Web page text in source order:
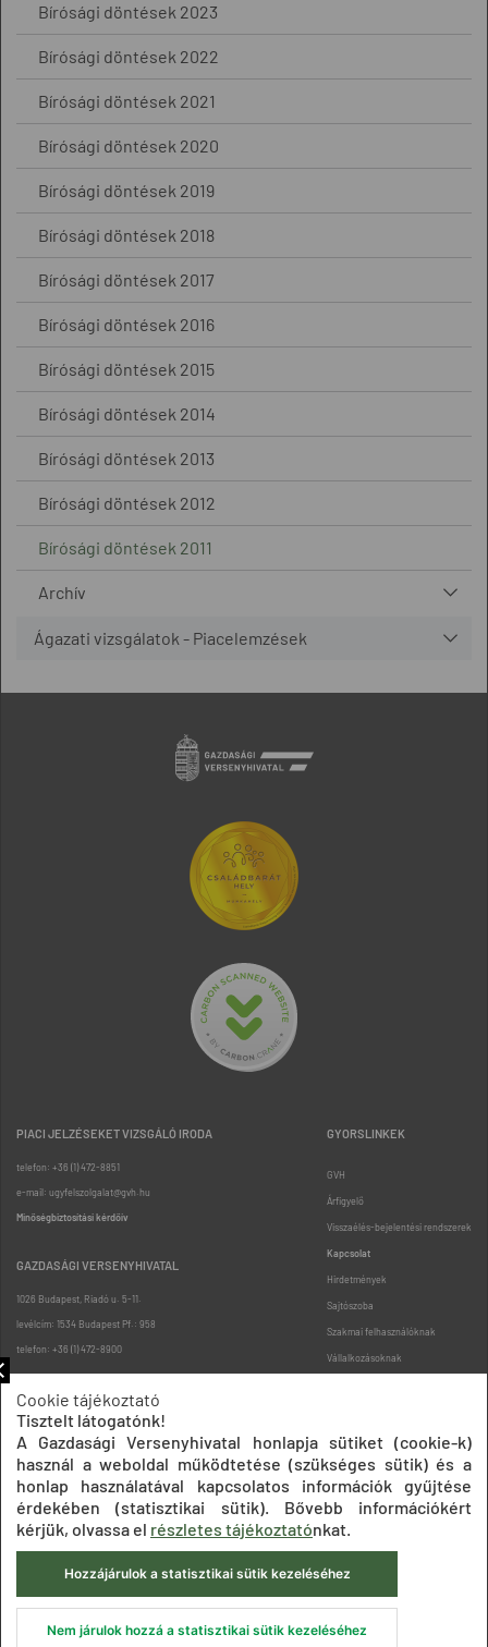
Bírósági döntések 2023
Bírósági döntések 2022
Bírósági döntések 2021
Bírósági döntések 2020
Bírósági döntések 2019
Bírósági döntések 2018
Bírósági döntések 2017
Bírósági döntések 2016
Bírósági döntések 2015
Bírósági döntések 2014
Bírósági döntések 2013
Bírósági döntések 2012
Bírósági döntések 2011
Archív
Ágazati vizsgálatok - Piacelemzések
PIACI JELZÉSEKET VIZSGÁLÓ IRODA
telefon: +36 (1) 472-8851
e-mail: ugyfelszolgalat@gvh.hu
Minőségbiztosítási kérdőív
GAZDASÁGI VERSENYHIVATAL
1026 Budapest, Riadó u. 5-11.
levélcím: 1534 Budapest Pf.: 958
telefon: +36 (1) 472-8900
GYORSLINKEK
GVH
Árfigyelő
Visszaélés-bejelentési rendszerek
Kapcsolat
Hirdetmények
Sajtószoba
Szakmai felhasználóknak
Vállalkozásoknak
Oldaltérkép
Impresszum Adatkezelési tájékoztatók
Akadálymentesítési nyilatkozat
Közadatkereső
Süti beállítások ÁSZF
© 2020 Gazdasági Versenyhivatal
Cookie tájékoztató
Tisztelt látogatónk!
A Gazdasági Versenyhivatal honlapja sütiket (cookie-k)
használ a weboldal működtetése (szükséges sütik) és a
honlap használatával kapcsolatos információk gyűjtése
érdekében (statisztikai sütik). Bővebb információkért
kérjük, olvassa el részletes tájékoztatónkat.
Hozzájárulok a statisztikai sütik kezeléséhez
Nem járulok hozzá a statisztikai sütik kezeléséhez